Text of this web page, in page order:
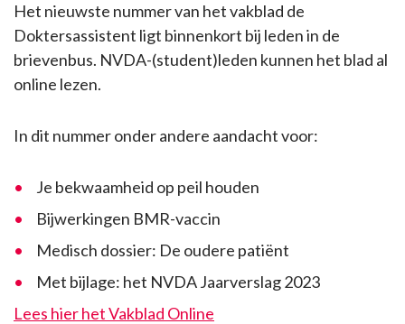
Het nieuwste nummer van het vakblad de
Doktersassistent ligt binnenkort bij leden in de
brievenbus. NVDA-(student)leden kunnen het blad al
online lezen.
In dit nummer onder andere aandacht voor:
Je bekwaamheid op peil houden
Bijwerkingen BMR-vaccin
Medisch dossier: De oudere patiënt
Met bijlage: het NVDA Jaarverslag 2023
Lees hier het Vakblad Online